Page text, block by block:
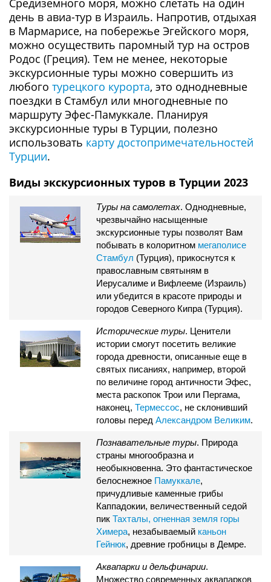
Средиземного моря, можно слетать на один
день в авиа-тур в Израиль. Напротив, отдыхая
в Мармарисе, на побережье Эгейского моря,
можно осуществить паромный тур на остров
Родос (Греция). Тем не менее, некоторые
экскурсионные туры можно совершить из
любого турецкого курорта, это однодневные
поездки в Стамбул или многодневные по
маршруту Эфес-Памуккале. Планируя
экскурсионные туры в Турции, полезно
использовать карту достопримечательностей
Турции.
Виды экскурсионных туров в Турции 2023
Туры на самолетах. Однодневные,
чрезвычайно насыщенные
экскурсионные туры позволят Вам
побывать в колоритном мегаполисе
Стамбул (Турция), прикоснутся к
православным святыням в
Иерусалиме и Вифлееме (Израиль)
или убедится в красоте природы и
городов Северного Кипра (Турция).
Исторические туры. Ценители
истории смогут посетить великие
города древности, описанные еще в
святых писаниях, например, второй
по величине город античности Эфес,
места раскопок Трои или Пергама,
наконец, Термессос, не склонивший
головы перед Александром Великим.
Познавательные туры. Природа
страны многообразна и
необыкновенна. Это фантастическое
белоснежное Памуккале,
причудливые каменные грибы
Каппадокии, величественный седой
пик Тахталы, огненная земля горы
Химера, незабываемый каньон
Гейнюк, древние гробницы в Демре.
Аквапарки и дельфинарии.
Множество современных аквапарков